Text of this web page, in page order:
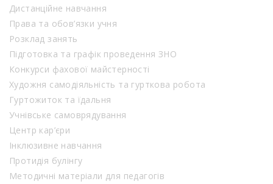
Дистанційне навчання
Права та обов’язки учня
Розклад занять
Підготовка та графік проведення ЗНО
Конкурси фахової майстерності
Художня самодіяльність та гурткова робота
Гуртожиток та їдальня
Учнівське самоврядування
Центр кар’єри
Інклюзивне навчання
Протидія булінгу
Методичні матеріали для педагогів